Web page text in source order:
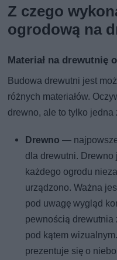
Z czego
ogrodową na
Materiał na drewutnię
Budowa drewutni jest
różnych materiałów.
drewno, ale to tylko jedna
Drewno —
dla drewutni.
każdego ogrodu
urządzono. Ważna
pod uwagę wygląd
pewnością drewutnia
pod kątem
prezentuje się o